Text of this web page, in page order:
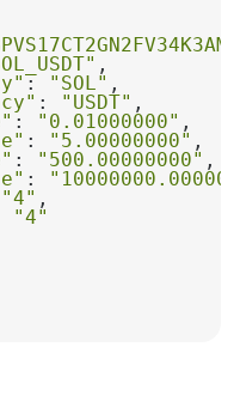
: "SOL"
: "USDT"
: "0.01000000"
: "5.00000000"
: "500.00000000"
:
"4"
"4"